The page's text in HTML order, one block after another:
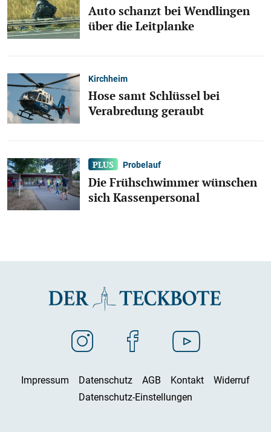
Auto schanzt bei Wendlingen
über die Leitplanke
Kirchheim
Hose samt Schlüssel bei
Verabredung geraubt
Probelauf
Die Frühschwimmer wünschen
sich Kassenpersonal
Impressum Datenschutz AGB Kontakt
Widerruf
Datenschutz-Einstellungen